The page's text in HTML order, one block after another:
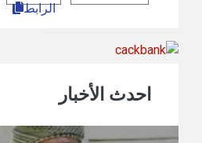
الرابط
احدث الأخبار